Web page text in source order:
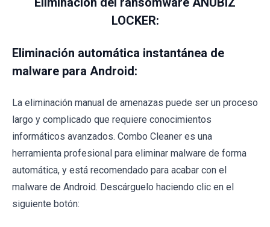
LOCKER:
Eliminación automática instantánea de
malware para Android:
La eliminación manual de amenazas puede ser un proceso
largo y complicado que requiere conocimientos
informáticos avanzados. Combo Cleaner es una
herramienta profesional para eliminar malware de forma
automática, y está recomendado para acabar con el
malware de Android. Descárguelo haciendo clic en el
siguiente botón: